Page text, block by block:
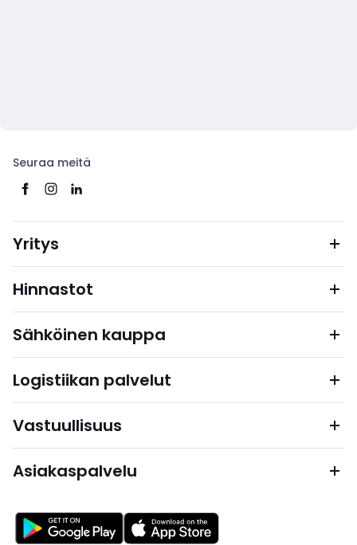
Seuraa meitä
Yritys
Hinnastot
Sähköinen kauppa
Logistiikan palvelut
Vastuullisuus
Asiakaspalvelu